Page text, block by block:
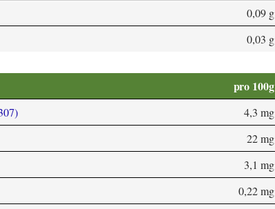
0,09 g
0,03 g
pro 100g
4,3 mg
22 mg
3,1 mg
0,22 mg